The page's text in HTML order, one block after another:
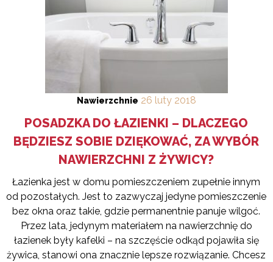
Nawierzchnie 26 luty 2018
POSADZKA DO ŁAZIENKI – DLACZEGO
BĘDZIESZ SOBIE DZIĘKOWAĆ, ZA WYBÓR
NAWIERZCHNI Z ŻYWICY?
Łazienka jest w domu pomieszczeniem zupełnie innym
od pozostałych. Jest to zazwyczaj jedyne pomieszczenie
bez okna oraz takie, gdzie permanentnie panuje wilgoć.
Przez lata, jedynym materiałem na nawierzchnię do
łazienek były kafelki – na szczęście odkąd pojawiła się
żywica, stanowi ona znacznie lepsze rozwiązanie. Chcesz